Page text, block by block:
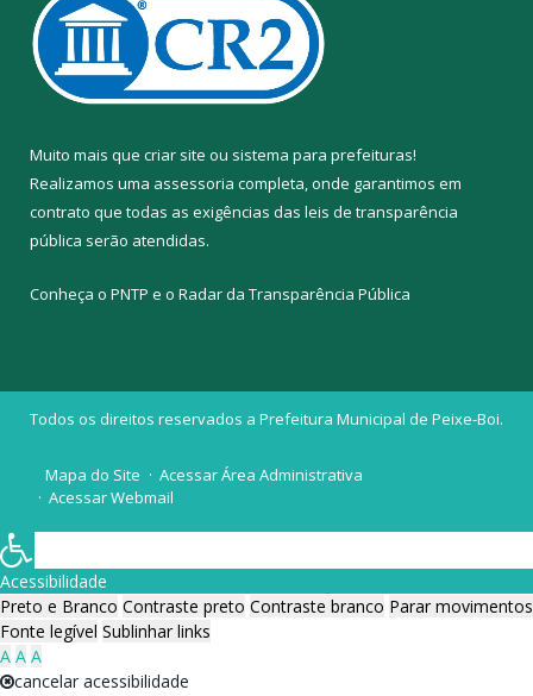
Muito mais que criar site ou sistema para prefeituras!
Realizamos uma assessoria completa, onde garantimos em
contrato que todas as exigências das leis de transparência
pública serão atendidas.
Conheça o PNTP e o Radar da Transparência Pública
Todos os direitos reservados a Prefeitura Municipal de Peixe-Boi.
Mapa do Site
Acessar Área Administrativa
Acessar Webmail
Acessibilidade
Preto e Branco Contraste preto Contraste branco Parar movimentos
Fonte legível Sublinhar links
A A A
cancelar acessibilidade